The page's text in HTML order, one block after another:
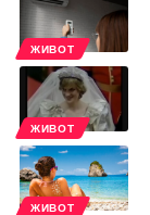
ЖИВОТ
ЖИВОТ
ЖИВОТ